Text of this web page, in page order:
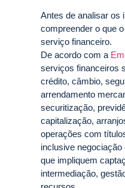
Antes de analisar os
compreender o que
serviço financeiro.
De acordo com a
serviços financeiros
crédito, câmbio,
arrendamento
securitização,
capitalização,
operações com
inclusive
que impliquem
intermediação,